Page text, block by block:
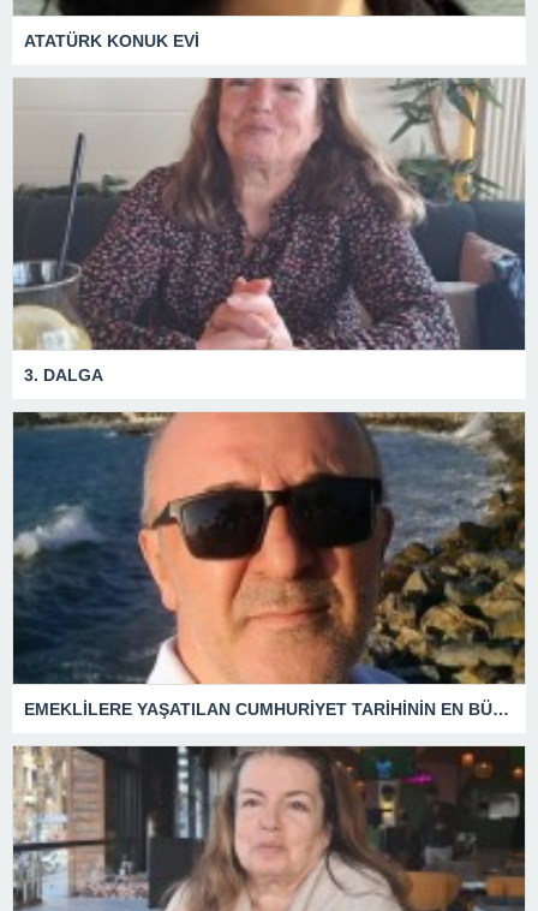
ATATÜRK KONUK EVİ
3. DALGA
EMEKLİLERE YAŞATILAN CUMHURİYET TARİHİNİN EN BÜYÜK ZULMÜNÜN DERİN ANALİZİ !